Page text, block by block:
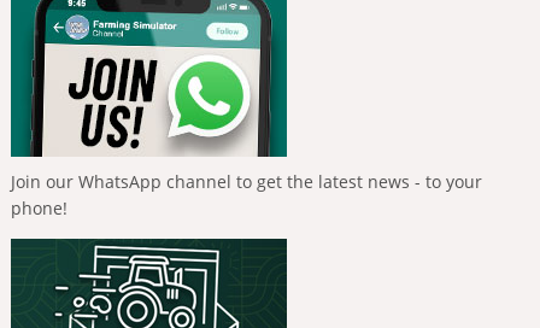
Join our WhatsApp channel to get the latest news - to your
phone!